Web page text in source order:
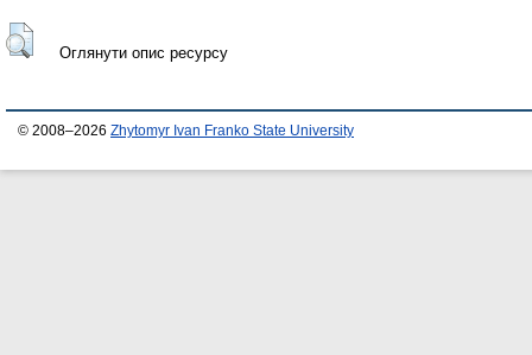
Оглянути опис ресурсу
© 2008–2026 Zhytomyr Ivan Franko State University